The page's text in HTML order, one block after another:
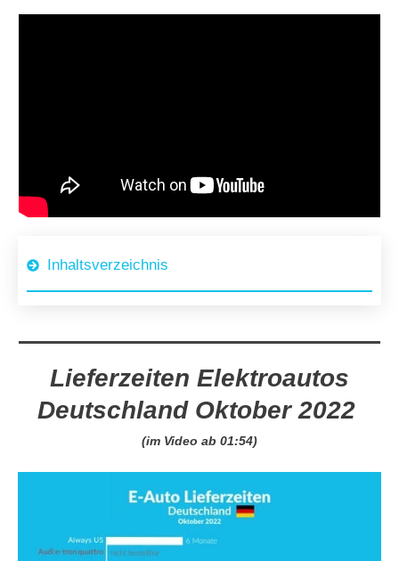
Inhaltsverzeichnis
Lieferzeiten Elektroautos
Deutschland Oktober 2022
(im Video ab 01:54)